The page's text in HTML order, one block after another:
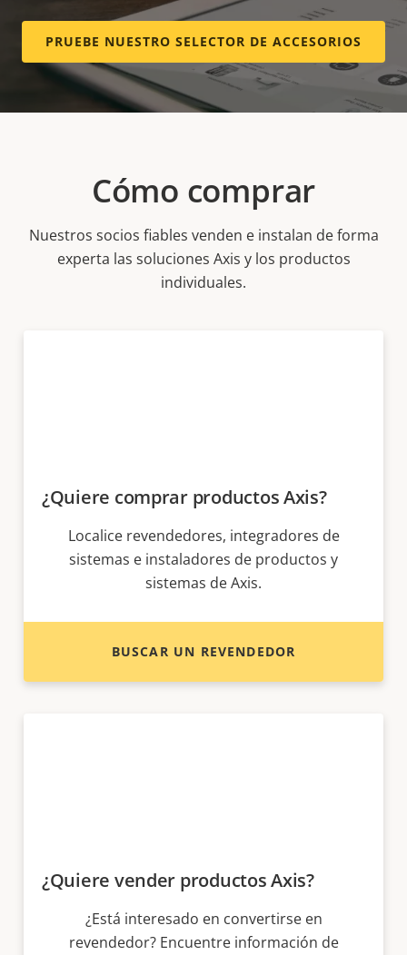
AXIS P3905-R Mk III Dome Camera
Vigilancia integrada de 2 MP para
interiores
PRUEBE NUESTRO SELECTOR DE ACCESORIOS
Cómo comprar
Nuestros socios fiables venden e instalan de forma
experta las soluciones Axis y los productos
individuales.
¿Quiere comprar productos Axis?
Localice revendedores, integradores de
sistemas e instaladores de productos y
sistemas de Axis.
BUSCAR UN REVENDEDOR
¿Quiere vender productos Axis?
¿Está interesado en convertirse en
revendedor? Encuentre información de